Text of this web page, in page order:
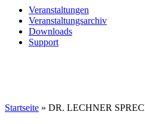
Veranstaltungen
Veranstaltungsarchiv
Downloads
Support
Startseite » DR. LECHNER